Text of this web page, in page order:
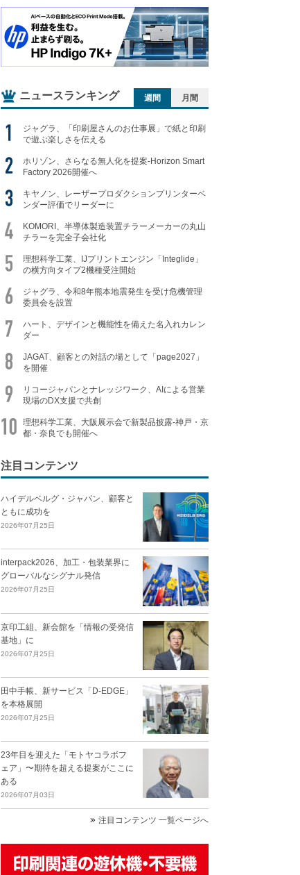
ニュースランキング 週間 月間
ジャグラ、「印刷屋さんのお仕事展」で紙と印刷
で遊ぶ楽しさを伝える
ホリゾン、さらなる無人化を提案-Horizon Smart
Factory 2026開催へ
キヤノン、レーザープロダクションプリンターベ
ンダー評価でリーダーに
KOMORI、半導体製造装置チラーメーカーの丸山
チラーを完全子会社化
理想科学工業、IJプリントエンジン「Integlide」
の横方向タイプ2機種受注開始
ジャグラ、令和8年熊本地震発生を受け危機管理
委員会を設置
ハート、デザインと機能性を備えた名入れカレン
ダー
JAGAT、顧客との対話の場として「page2027」
を開催
リコージャパンとナレッジワーク、AIによる営業
現場のDX支援で共創
理想科学工業、大阪展示会で新製品披露-神戸・京
都・奈良でも開催へ
注目コンテンツ
ハイデルベルグ・ジャパン、顧客と
ともに成功を
2026年07月25日
interpack2026、加工・包装業界に
グローバルなシグナル発信
2026年07月25日
京印工組、新会館を「情報の受発信
基地」に
2026年07月25日
田中手帳、新サービス「D-EDGE」
を本格展開
2026年07月25日
23年目を迎えた「モトヤコラボフ
ェア」〜期待を超える提案がここに
ある
2026年07月03日
注目コンテンツ 一覧ページへ